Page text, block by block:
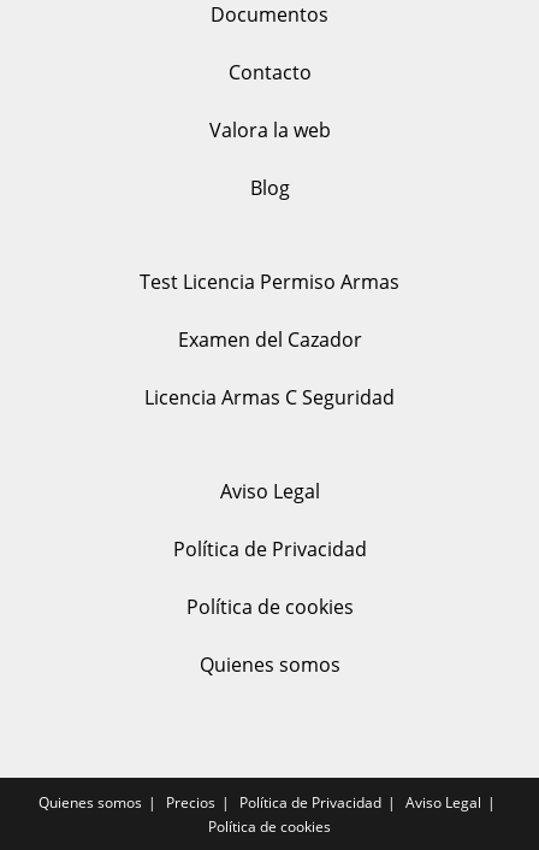
Documentos
Contacto
Valora la web
Blog
Test Licencia Permiso Armas
Examen del Cazador
Licencia Armas C Seguridad
Aviso Legal
Política de Privacidad
Política de cookies
Quienes somos
Quienes somos Precios Política de Privacidad
Aviso Legal
Política de cookies